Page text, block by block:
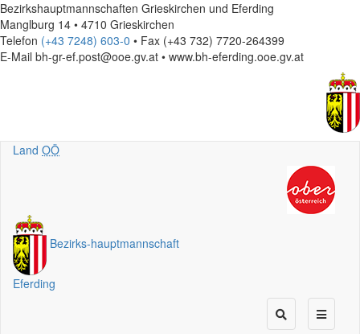
Bezirkshauptmannschaften Grieskirchen und Eferding
Manglburg 14 • 4710 Grieskirchen
Telefon (+43 7248) 603-0 • Fax (+43 732) 7720-264399
E-Mail bh-gr-ef.post@ooe.gv.at • www.bh-eferding.ooe.gv.at
Land OÖ
Bezirks-hauptmannschaft
Eferding